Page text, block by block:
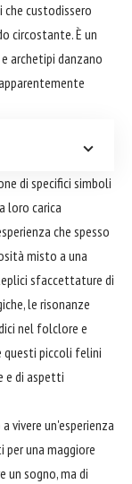
custodissero
circostante. È un
archetipi danzano
di specifici simboli
loro carica
che spesso
misto a una
sfaccettature di
le risonanze
nel folclore e
questi piccoli felini
e di aspetti
vivere un'esperienza
una maggiore
un sogno, ma di